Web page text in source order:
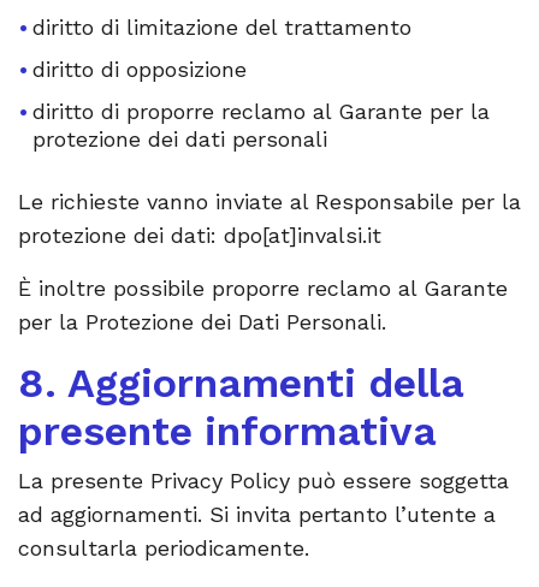
diritto di limitazione del trattamento
diritto di opposizione
diritto di proporre reclamo al Garante per la
protezione dei dati personali
Le richieste vanno inviate al Responsabile per la
protezione dei dati: dpo[at]invalsi.it
È inoltre possibile proporre reclamo al Garante
per la Protezione dei Dati Personali.
8. Aggiornamenti della
presente informativa
La presente Privacy Policy può essere soggetta
ad aggiornamenti. Si invita pertanto l’utente a
consultarla periodicamente.